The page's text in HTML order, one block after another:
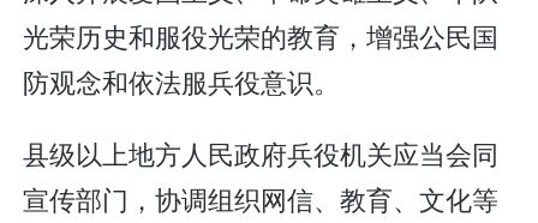
光荣历史和服役光荣的教育，增强公民国
防观念和依法服兵役意识。
县级以上地方人民政府兵役机关应当会同
宣传部门，协调组织网信、教育、文化等